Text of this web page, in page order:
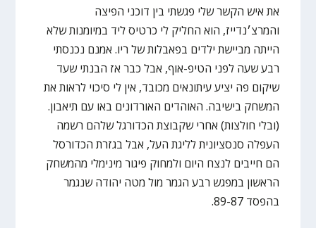
את איש הקשר שלי פגשתי בין דוכני הפיצה
והמרצ׳נדייז, הוא החליק לי כרטיס ליד במיומנות שלא
הייתה מביישת ילדים בפאבלות של ריו. אמנם נכנסתי
רבע שעה לפני הטיפ-אוף, אבל כבר אז הבנתי שעד
שיקום פה יציע עיתונאים מכובד, אין לי סיכוי לראות את
המשחק בישיבה. האוהדים האורדונים באו עם תיאבון.
(ובלי חולצות) אחרי שקבוצת הכדורגל שלהם רשמה
העפלה סנסציונית לליגת העל, אבל בגזרת הכדורסל
הם חייבים לנצח היום ולמחוק פיגור מינימלי מהמשחק
הראשון במפגש רבע הגמר מול מטה יהודה שנגמר
בהפסד 89-87.